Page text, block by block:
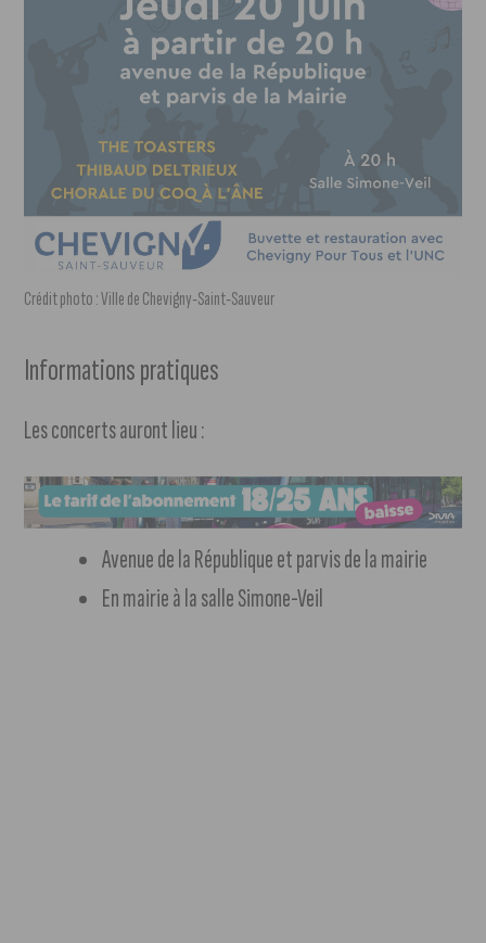
Crédit photo : Ville de Chevigny-Saint-Sauveur
Informations pratiques
Les concerts auront lieu :
Avenue de la République et parvis de la mairie
En mairie à la salle Simone-Veil